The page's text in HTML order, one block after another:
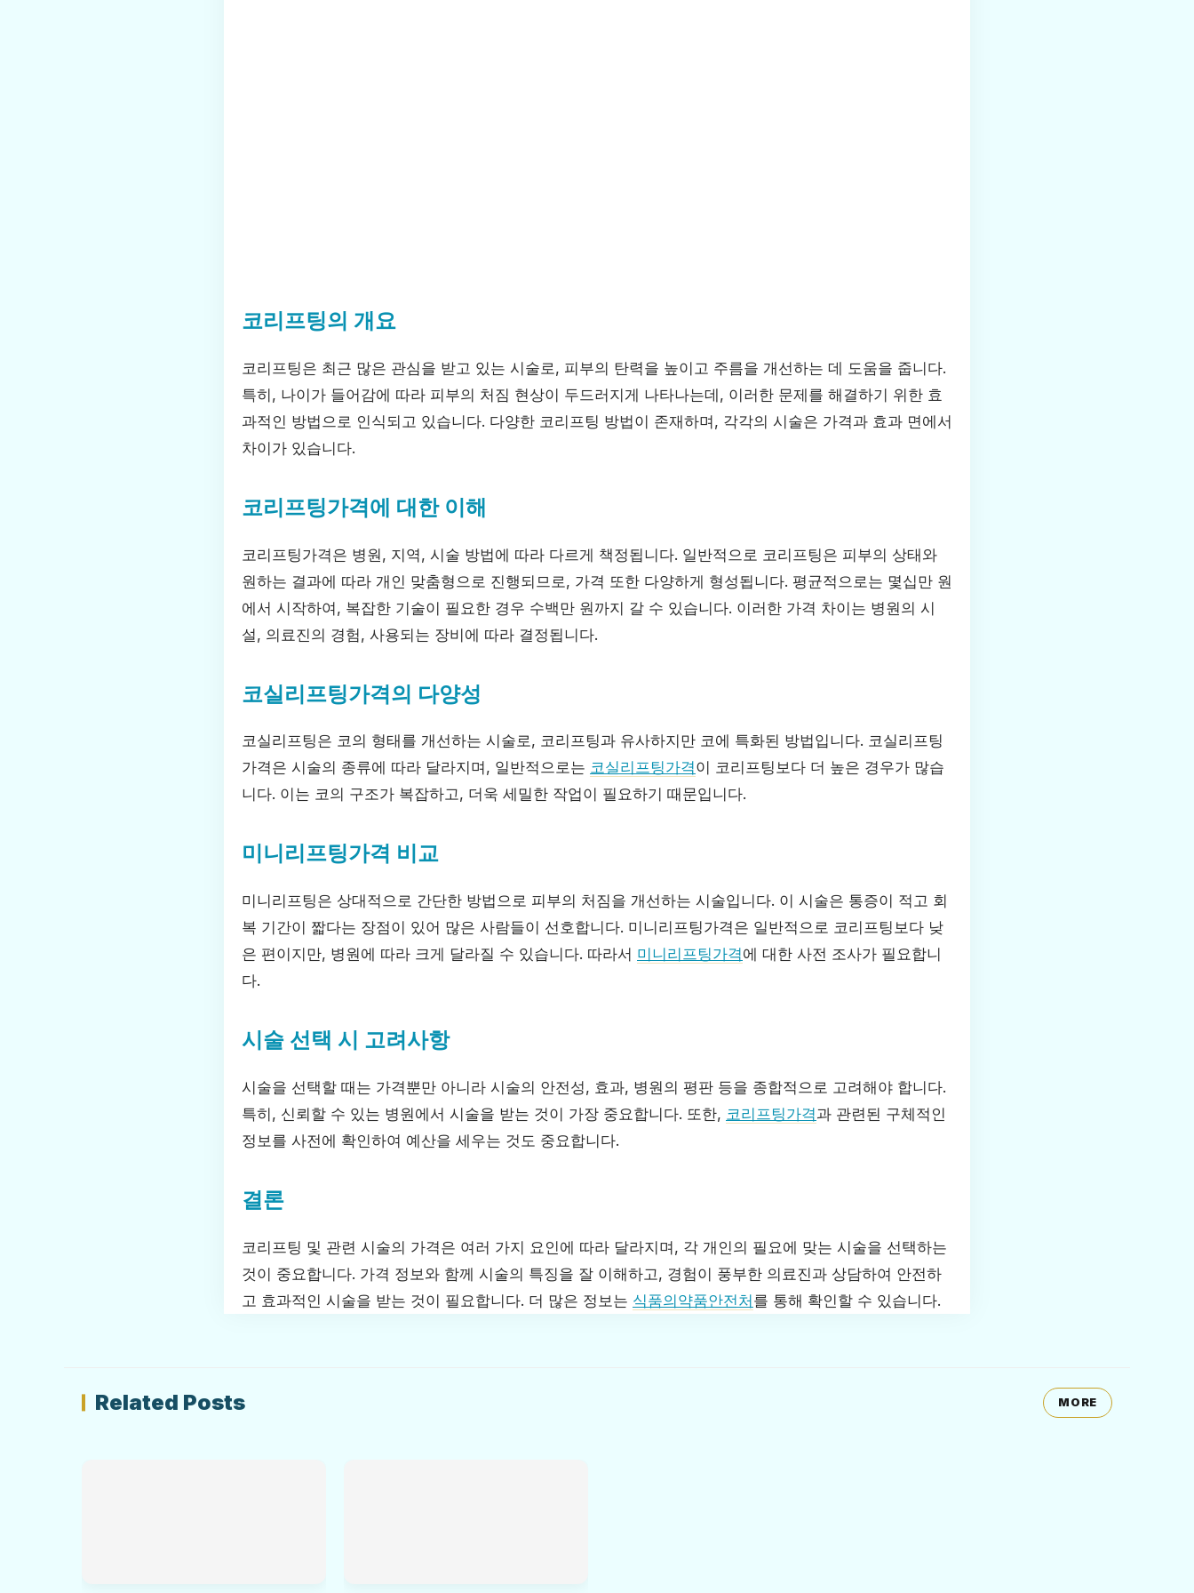
코리프팅의 개요
코리프팅은 최근 많은 관심을 받고 있는 시술로, 피부의 탄력을 높이고 주름을 개선하는 데 도움을 줍니다.
특히, 나이가 들어감에 따라 피부의 처짐 현상이 두드러지게 나타나는데, 이러한 문제를 해결하기 위한 효
과적인 방법으로 인식되고 있습니다. 다양한 코리프팅 방법이 존재하며, 각각의 시술은 가격과 효과 면에서
차이가 있습니다.
코리프팅가격에 대한 이해
코리프팅가격은 병원, 지역, 시술 방법에 따라 다르게 책정됩니다. 일반적으로 코리프팅은 피부의 상태와
원하는 결과에 따라 개인 맞춤형으로 진행되므로, 가격 또한 다양하게 형성됩니다. 평균적으로는 몇십만 원
에서 시작하여, 복잡한 기술이 필요한 경우 수백만 원까지 갈 수 있습니다. 이러한 가격 차이는 병원의 시
설, 의료진의 경험, 사용되는 장비에 따라 결정됩니다.
코실리프팅가격의 다양성
코실리프팅은 코의 형태를 개선하는 시술로, 코리프팅과 유사하지만 코에 특화된 방법입니다. 코실리프팅
가격은 시술의 종류에 따라 달라지며, 일반적으로는 코실리프팅가격이 코리프팅보다 더 높은 경우가 많습
니다. 이는 코의 구조가 복잡하고, 더욱 세밀한 작업이 필요하기 때문입니다.
미니리프팅가격 비교
미니리프팅은 상대적으로 간단한 방법으로 피부의 처짐을 개선하는 시술입니다. 이 시술은 통증이 적고 회
복 기간이 짧다는 장점이 있어 많은 사람들이 선호합니다. 미니리프팅가격은 일반적으로 코리프팅보다 낮
은 편이지만, 병원에 따라 크게 달라질 수 있습니다. 따라서 미니리프팅가격에 대한 사전 조사가 필요합니
다.
시술 선택 시 고려사항
시술을 선택할 때는 가격뿐만 아니라 시술의 안전성, 효과, 병원의 평판 등을 종합적으로 고려해야 합니다.
특히, 신뢰할 수 있는 병원에서 시술을 받는 것이 가장 중요합니다. 또한, 코리프팅가격과 관련된 구체적인
정보를 사전에 확인하여 예산을 세우는 것도 중요합니다.
결론
코리프팅 및 관련 시술의 가격은 여러 가지 요인에 따라 달라지며, 각 개인의 필요에 맞는 시술을 선택하는
것이 중요합니다. 가격 정보와 함께 시술의 특징을 잘 이해하고, 경험이 풍부한 의료진과 상담하여 안전하
고 효과적인 시술을 받는 것이 필요합니다. 더 많은 정보는 식품의약품안전처를 통해 확인할 수 있습니다.
Related Posts MORE